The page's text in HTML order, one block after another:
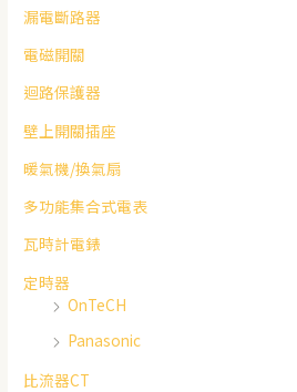
漏電斷路器
電磁開關
迴路保護器
壁上開關插座
暖氣機/換氣扇
多功能集合式電表
瓦時計電錶
定時器
OnTeCH
Panasonic
比流器CT